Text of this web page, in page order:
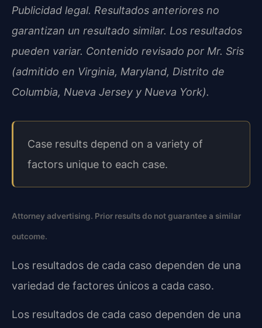
Publicidad legal. Resultados anteriores no
garantizan un resultado similar. Los resultados
pueden variar. Contenido revisado por Mr. Sris
(admitido en Virginia, Maryland, Distrito de
Columbia, Nueva Jersey y Nueva York).
Case results depend on a variety of
factors unique to each case.
Attorney advertising. Prior results do not guarantee a similar
outcome.
Los resultados de cada caso dependen de una
variedad de factores únicos a cada caso.
Los resultados de cada caso dependen de una